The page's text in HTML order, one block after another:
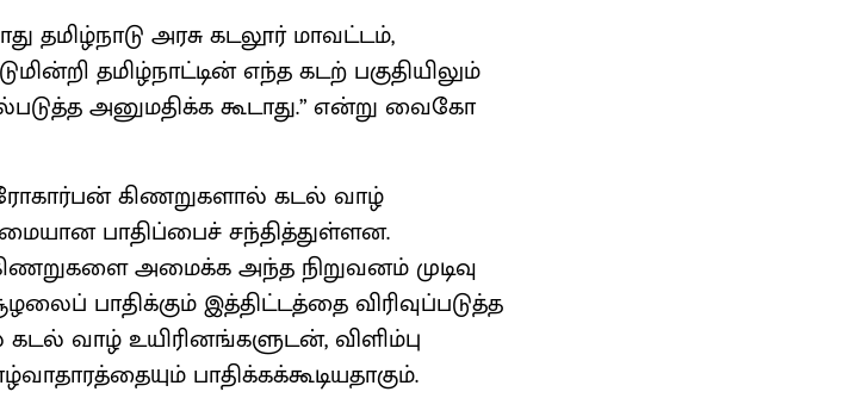
அரசு கடலூர் மாவட்டம்,
தமிழ்நாட்டின் எந்த கடற் பகுதியிலும்
அனுமதிக்க கூடாது.” என்று வைகோ
கிணறுகளால் கடல் வாழ்
பாதிப்பைச் சந்தித்துள்ளன.
அமைக்க அந்த நிறுவனம் முடிவு
பாதிக்கும் இத்திட்டத்தை விரிவுப்படுத்த
வாழ் உயிரினங்களுடன், விளிம்பு
பாதிக்கக்கூடியதாகும்.